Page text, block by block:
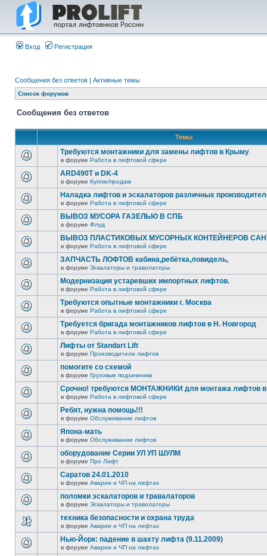
Вход Регистрация
Сообщения без ответов | Активные темы
Список форумов
Сообщения без ответов
Темы
Требуются монтажники для замены лифтов в Крыму
в форуме Работа в лифтовой сфере
ARD490T и DK-4
в форуме Куплю/продам
Наладка лифтов и эскалаторов различных
в форуме Работа в лифтовой сфере
ВЫВОЗ МУСОРА ГАЗЕЛЬЮ В СПБ
в форуме Флуд
ВЫВОЗ ПЛАСТИКОВЫХ МУСОРНЫХ КОНТЕЙНЕРОВ
в форуме Работа в лифтовой сфере
ЗАПЧАСТЬ ЛОФТОВ кабина,ребётка,ловидель,
в форуме Эскалаторы и траволаторы
Модернизация устаревших импортных лифтов.
в форуме Работа в лифтовой сфере
Требуются опытные монтажники г. Москва
в форуме Работа в лифтовой сфере
Требуется бригада монтажников лифтов в Н. Новгород
в форуме Работа в лифтовой сфере
Лифты от Standart Lift
в форуме Производители лифтов
помогите со схемой
в форуме Грузовые подъемники
Срочно! требуются МОНТАЖНИКИ для монтажа лифтов в
в форуме Работа в лифтовой сфере
Ребят, нужна помощь!!!
в форуме Обслуживание лифтов
Япона-мать
в форуме Обслуживание лифтов
оборудование Серии УЛ УП ШУЛМ
в форуме Про Лифт
Саратов 24.01.2010
в форуме Аварии и ЧП на лифтах
поломки эскалаторов и травалаторов
в форуме Эскалаторы и траволаторы
техника безопасности и охрана труда
в форуме Аварии и ЧП на лифтах
Нью-Йорк: падение в шахту лифта (9.11.2009)
в форуме Аварии и ЧП на лифтах